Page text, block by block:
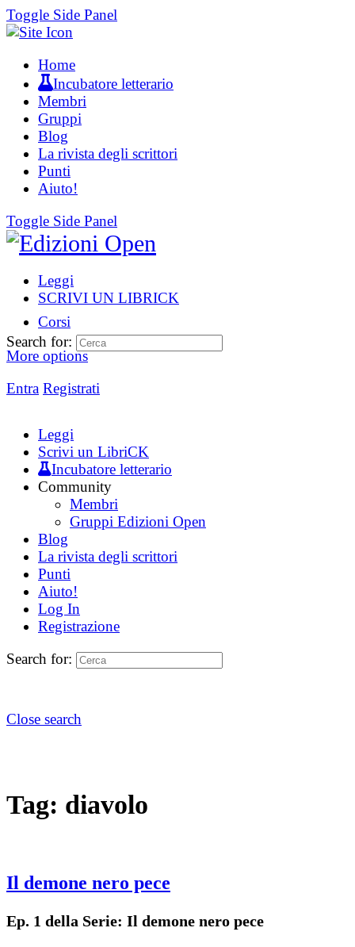
Toggle Side Panel
Home
Incubatore letterario
Membri
Gruppi
Blog
La rivista degli scrittori
Punti
Aiuto!
Toggle Side Panel
Leggi
SCRIVI UN LIBRICK
Corsi
More options
Entra Registrati
Search for:
Leggi
Scrivi un LibriCK
Incubatore letterario
Community
Membri
Gruppi Edizioni Open
Blog
La rivista degli scrittori
Punti
Aiuto!
Log In
Registrazione
Search for:
Close search
Tag: diavolo
Il demone nero pece
Ep. 1 della Serie: Il demone nero pece